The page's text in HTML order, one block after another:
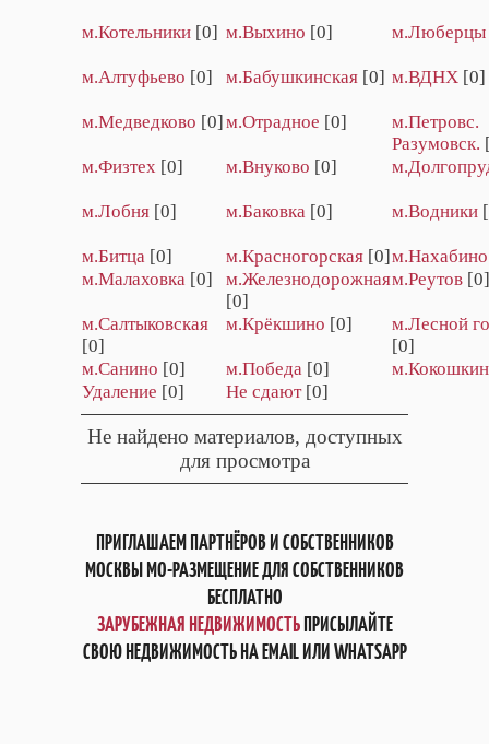
м.Котельники [0] м.Выхино [0] м.Люберцы
м.Алтуфьево [0] м.Бабушкинская [0] м.ВДНХ [0]
м.Медведково [0] м.Отрадное [0]
м.Петровс.
Разумовск.
м.Физтех [0] м.Внуково [0]
м.Лобня [0] м.Баковка [0] м.Водники
м.Битца [0] м.Красногорская [0] м.Нахабино
м.Малаховка [0]
м.Железнодорожная
[0]
м.Реутов [0]
м.Салтыковская
[0]
м.Крёкшино [0]
м.Лесной
[0]
м.Санино [0] м.Победа [0]
Удаление [0] Не сдают [0]
Не найдено материалов, доступных
для просмотра
ПРИГЛАШАЕМ ПАРТНЁРОВ И СОБСТВЕННИКОВ
МОСКВЫ МО-РАЗМЕЩЕНИЕ ДЛЯ СОБСТВЕННИКОВ
БЕСПЛАТНО
ЗАРУБЕЖНАЯ НЕДВИЖИМОСТЬПРИСЫЛАЙТЕ
СВОЮ НЕДВИЖИМОСТЬ НА EMAIL ИЛИ WHATSAPP